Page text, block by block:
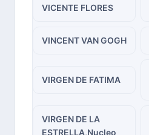
VICENTE FLORES
VINCENT VAN GOGH
VIRGEN DE FATIMA
VIRGEN DE LA
ESTRELLA,Nucleo